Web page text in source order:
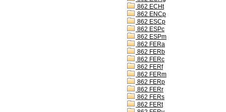
862 ECHt
862 ENCp
862 ESCp
862 ESPc
862 ESPm
862 FERa
862 FERb
862 FERc
862 FERf
862 FERm
862 FERp
862 FERr
862 FERs
862 FERt